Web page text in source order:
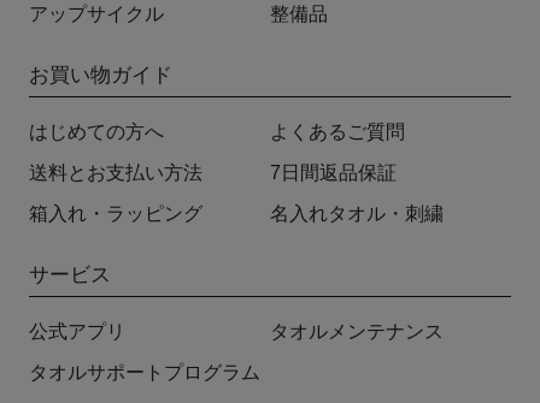
アップサイクル 整備品
お買い物ガイド
はじめての方へ よくあるご質問
送料とお支払い方法 7日間返品保証
箱入れ・ラッピング 名入れタオル・刺繍
サービス
公式アプリ タオルメンテナンス
タオルサポートプログラム